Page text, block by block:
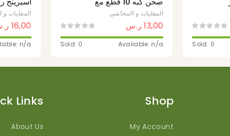
Sold: 0
الصوص
المقليات و المحاشي
13,00 ر.س
Available: n/a
Sold: 0
الخضار
المقليات
16,00
n/a
Shop
My Account
Links
About Us